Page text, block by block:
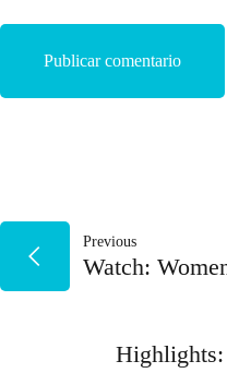
DE
Previous
Watch:
Highlights: